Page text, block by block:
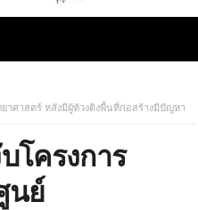
าศาสตร์ หลังมีผู้ท้วงติงพื้นที่ก่อสร้างมีปัญหา
โครงการ
นย์